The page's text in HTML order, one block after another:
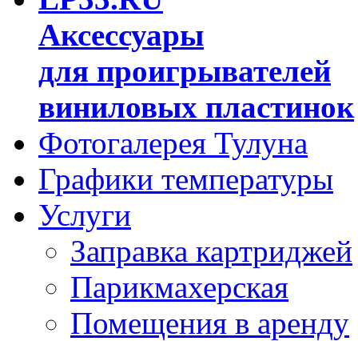
Аксессуары
для проигрывателей
виниловых пластинок
Фотогалерея Тулуна
Графики температуры
Услуги
Заправка картриджей
Парикмахерская
Помещения в аренду